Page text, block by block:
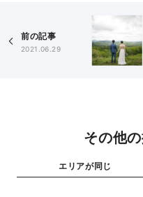
前の記事
2021.06.29
その他
エリアが同じ